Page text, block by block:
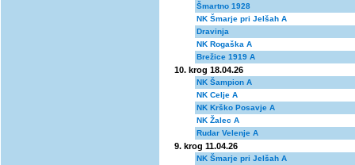
Šmartno 1928
NK Šmarje pri Jelšah A
Dravinja
NK Rogaška A
Brežice 1919 A
10. krog 18.04.26
NK Šampion A
NK Celje A
NK Krško Posavje A
NK Žalec A
Rudar Velenje A
9. krog 11.04.26
NK Šmarje pri Jelšah A